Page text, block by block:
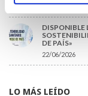
03/07/2026
DISPONIBLE
DE PAÍS»
22/06/2026
LO MÁS LEÍDO